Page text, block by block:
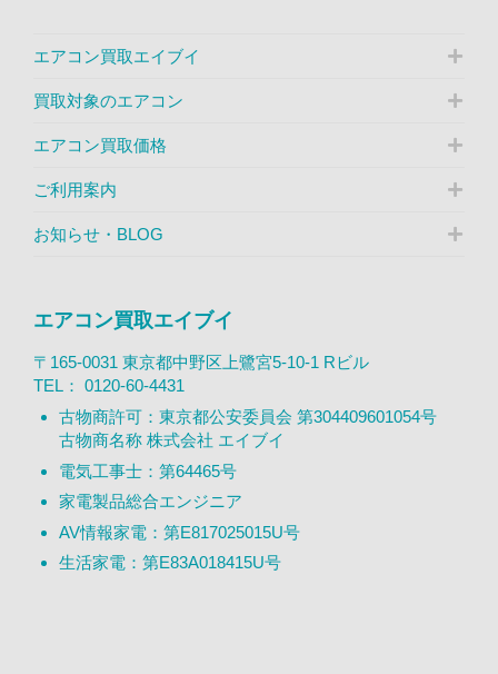
エアコン買取エイブイ
買取対象のエアコン
エアコン買取価格
ご利用案内
お知らせ・BLOG
エアコン買取エイブイ
〒165-0031 東京都中野区上鷺宮5-10-1 Rビル
TEL： 0120-60-4431
古物商許可：東京都公安委員会 第304409601054号
古物商名称 株式会社 エイブイ
電気工事士：第64465号
家電製品総合エンジニア
AV情報家電：第E817025015U号
生活家電：第E83A018415U号